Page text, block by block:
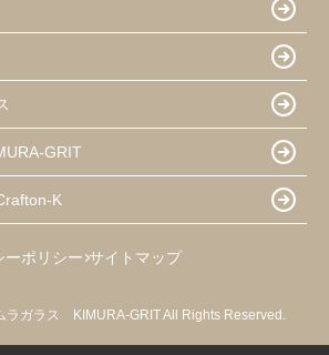
GRIT
K
ーポリシー サイトマップ
ラガラス KIMURA‐GRIT All Rights Reserved.